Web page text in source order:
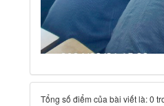
Tổng số điểm của bài viết là: 0